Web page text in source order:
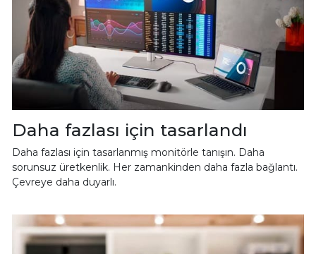
Daha fazlası için tasarlandı
Daha fazlası için tasarlanmış monitörle tanışın. Daha
sorunsuz üretkenlik. Her zamankinden daha fazla bağlantı.
Çevreye daha duyarlı.